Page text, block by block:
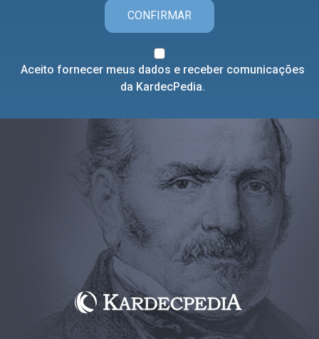
CONFIRMAR
Aceito fornecer meus dados e receber comunicações
da KardecPedia.